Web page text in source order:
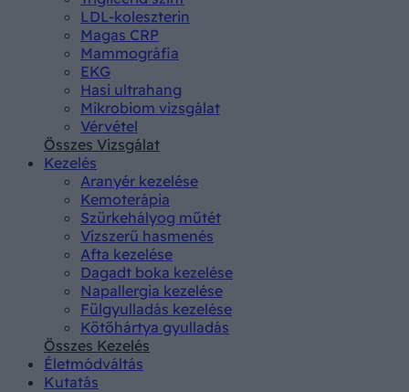
LDL-koleszterin
Magas CRP
Mammográfia
EKG
Hasi ultrahang
Mikrobiom vizsgálat
Vérvétel
Összes Vizsgálat
Kezelés
Aranyér kezelése
Kemoterápia
Szürkehályog műtét
Vízszerű hasmenés
Afta kezelése
Dagadt boka kezelése
Napallergia kezelése
Fülgyulladás kezelése
Kötőhártya gyulladás
Összes Kezelés
Életmódváltás
Kutatás